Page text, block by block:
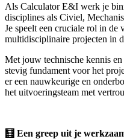
Als Calculator E&I werk je
disciplines als Civiel,
Je speelt een cruciale rol in de
multidisciplinaire projecten in
Met jouw technische kennis
stevig fundament voor het
er een nauwkeurige en
het uitvoeringsteam met
🧮 Een greep uit je